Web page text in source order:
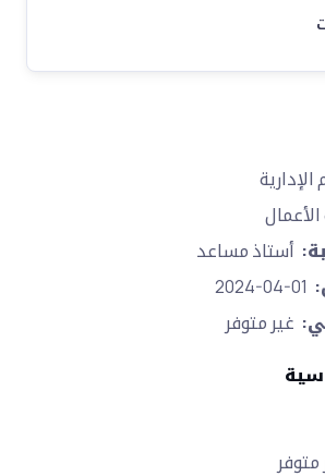
الإدارية
الأعمال
أستاذ مساعد
غير متوفر
متوفر